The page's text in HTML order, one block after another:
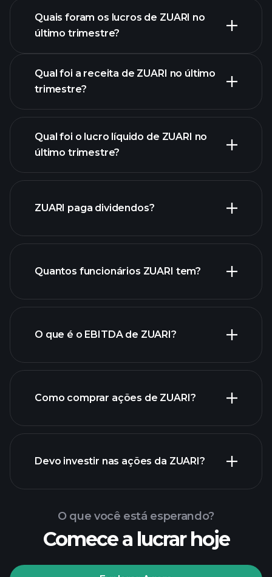
Quais foram os lucros de ZUARI no
último trimestre?
lucros
de ZUARI
Qual foi a receita de ZUARI no último
trimestre?
relatórios financeiros de
Qual foi o lucro líquido de ZUARI no
último trimestre?
ZUARI
ZUARI paga dividendos?
ações de alto dividendo
Quantos funcionários ZUARI tem?
O que é o EBITDA de ZUARI?
financeiros de ZUARI
Como comprar ações de ZUARI?
Devo investir nas ações da ZUARI?
O que você está esperando?
Comece a lucrar hoje